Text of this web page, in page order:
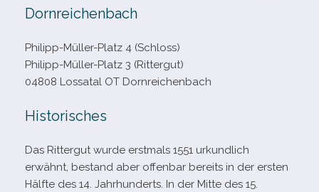
Dornreichenbach
Philipp-​Müller-​Platz 4 (Schloss)
Philipp-​Müller-​Platz 3 (Rittergut)
04808 Lossatal OT Dornreichenbach
Historisches
Das Rittergut wurde erst­mals 1551 urkund­lich
erwähnt, bestand aber offen­bar bereits in der ers­ten
Hälfte des 14. Jahrhunderts. In der Mitte des 15.